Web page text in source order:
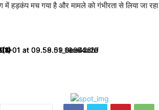
में हड़कंप मच गया है और मामले को गंभीरता से लिया जा रहा